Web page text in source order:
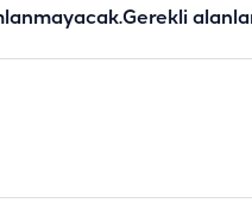
Gerekli